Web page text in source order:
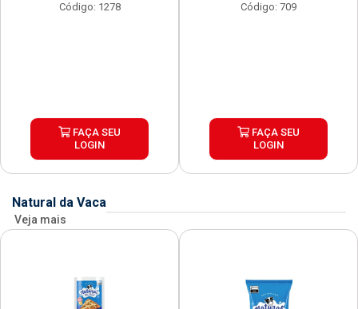
Código: 1278
FAÇA SEU
LOGIN
Código: 709
FAÇA SEU
LOGIN
Natural da Vaca
Veja mais